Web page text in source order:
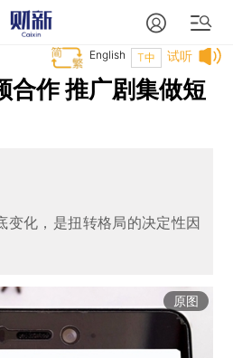
试听
T中
English
合作 推广剧集做短
变化，是扭转格局的决定性因
原图